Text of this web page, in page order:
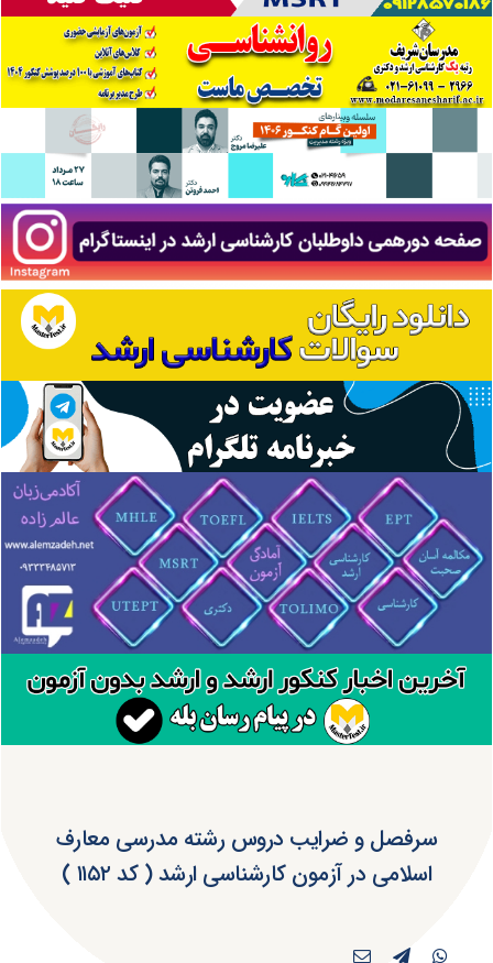
سرفصل و ضرایب دروس رشته مدرسی معارف
اسلامی در آزمون کارشناسی ارشد ( کد ۱۱۵۲ )